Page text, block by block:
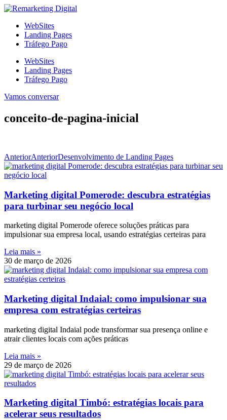
Ir
conteúdo
WebSites
Landing Pages
Tráfego Pago
WebSites
Landing Pages
Tráfego Pago
Vamos conversar
conceito-de-pagina-inicial
AnteriorAnteriorDesenvolvimento de Landing Pages
Marketing digital Pomerode: descubra estratégias
para turbinar seu negócio local
marketing digital Pomerode oferece soluções práticas para
impulsionar sua empresa local, usando estratégias certeiras para
Leia mais »
30 de março de 2026
Marketing digital Indaial: como impulsionar sua
empresa com estratégias certeiras
marketing digital Indaial pode transformar sua presença online e
atrair clientes locais com ações práticas
Leia mais »
29 de março de 2026
Marketing digital Timbó: estratégias locais para
acelerar seus resultados